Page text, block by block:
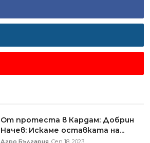
От протеста в Кардам: Добрин
Начев: Искаме оставката на...
Агро България Сеп 18, 2023